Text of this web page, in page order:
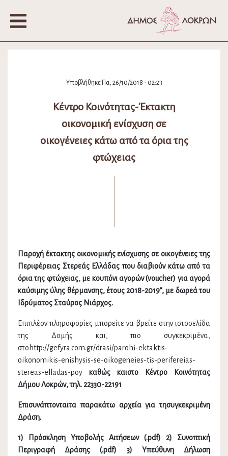
Υποβλήθηκε Πα, 26/10/2018 - 02:23
Κέντρο Κοινότητας-Έκτακτη
οικονομική ενίσχυση σε
οικογένειες κάτω από τα όρια της
φτώχειας
Παροχή έκτακτης οικονομικής ενίσχυσης σε οικογένειες της
Περιφέρειας Στερεάς Ελλάδας που διαβιούν κάτω από τα
όρια της φτώχειας, με κουπόνι αγορών (voucher) για αγορά
καύσιμης ύλης θέρμανσης, έτους 2018-2019", με δωρεά του
Ιδρύματος Σταύρος Νιάρχος.
Επιπλέον πληροφορίες μπορείτε να βρείτε στην ιστοσελίδα
της Δομής και, πιο συγκεκριμένα,
στοhttp://gefyra.com.gr/drasi/parohi-ektaktis-
oikonomikis-enishysis-se-oikogeneies-tis-perifereias-
stereas-elladas-poy καθώς καιστο Κέντρο Κοινότητας
Δήμου Λοκρών, τηλ. 22330-22191
Επισυνάπτονταιτα παρακάτω αρχεία για τησυγκεκριμένη
Δράση.
1) Πρόσκληση Υποβολής Αιτήσεων (.pdf) 2) Συνοπτική
Περιγραφή Δράσης (.pdf) 3) Υπεύθυνη Δήλωση